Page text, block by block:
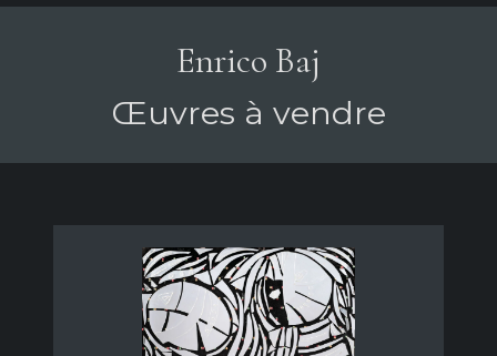
Enrico Baj
Œuvres à vendre